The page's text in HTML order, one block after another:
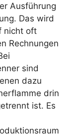
Ausführung
Das wird
nicht oft
Rechnungen
sind
dazu
drin
ist. Es